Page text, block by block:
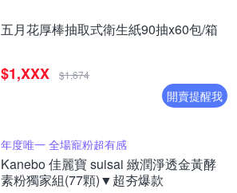
五月花厚棒抽取式衛生紙90抽x60包/箱
$1,XXX $1,674
開賣提醒我
年度唯一 全場寵粉超有感
Kanebo 佳麗寶 suisai 緻潤淨透金黃酵
素粉獨家組(77顆)▼超夯爆款